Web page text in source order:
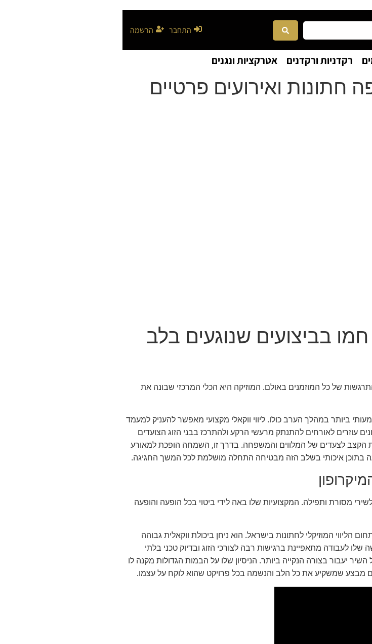
התחבר הרשמה
רקדניות ורקדנים אטרקציות ונגנים
חתונות ואירועים פרטיים
בביצועים שנוגעים בלב
של כל המוזמנים באולם. המוזיקה היא הכלי המרכזי שבונה את
ביותר במהלך הערב כולו. ליווי ווקאלי מקצועי מאפשר להעניק למעמד
עוזרים לאורחים להתנתק מרעשי הרקע ולהתרכז בבני הזוג הצועדים
הקצב לצעדים של המלווים והמשפחה. בדרך זו, השמחה הופכת למאורע
בתוכן איכותי בשלב הזה מבטיחה התחלה מושלמת לכל המשך החגיגה.
מסורת ותפילה. המקצועיות שלו באה לידי ביטוי בכל הופעה והופעה
המוזיקלי לחתונות בישראל. הוא ניחן ביכולת ווקאלית גבוהה
לעבודה מתאפיינת ברגישות רבה לצורכי הזוג ובדיוק טכני בלתי
יעבור בצורה הנקייה ביותר. הניסיון שלו על הבמות הגדולות מקנה לו
מבצע שמשקיע את כל הלב והנשמה בכל פרויקט שהוא לוקח על עצמו.